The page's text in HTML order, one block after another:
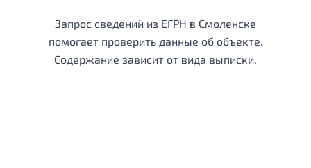
Запрос сведений из ЕГРН в Смоленске
помогает проверить данные об объекте.
Содержание зависит от вида выписки.